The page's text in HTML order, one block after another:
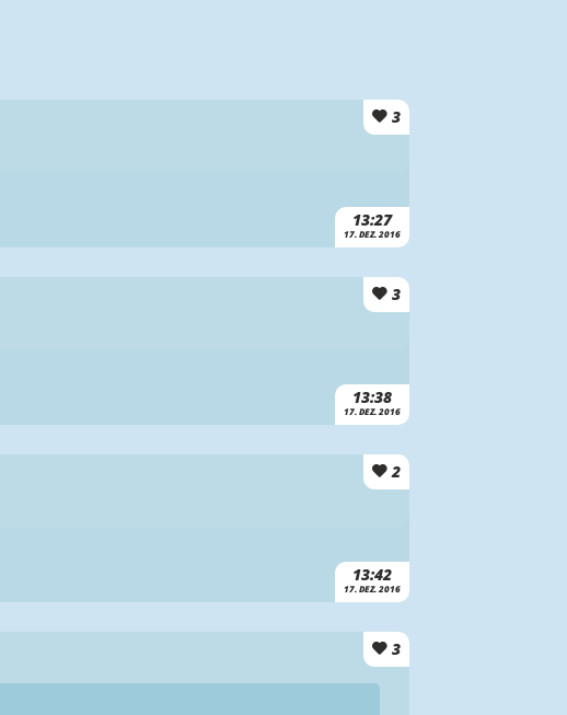
3
13:27
17. DEZ. 2016
3
13:38
17. DEZ. 2016
2
13:42
17. DEZ. 2016
3